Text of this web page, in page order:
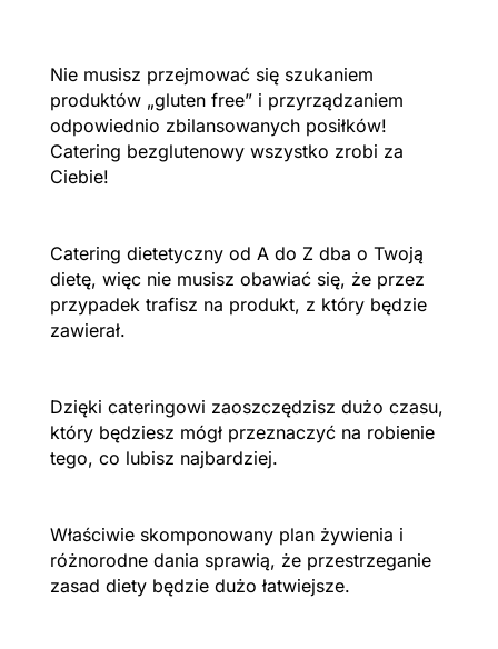
Nie musisz przejmować się szukaniem
produktów „gluten free” i przyrządzaniem
odpowiednio zbilansowanych posiłków!
Catering bezglutenowy wszystko zrobi za
Ciebie!
Catering dietetyczny od A do Z dba o Twoją
dietę, więc nie musisz obawiać się, że przez
przypadek trafisz na produkt, z który będzie
zawierał.
Dzięki cateringowi zaoszczędzisz dużo czasu,
który będziesz mógł przeznaczyć na robienie
tego, co lubisz najbardziej.
Właściwie skomponowany plan żywienia i
różnorodne dania sprawią, że przestrzeganie
zasad diety będzie dużo łatwiejsze.